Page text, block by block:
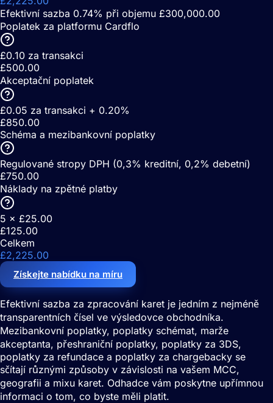
Efektivní sazba 0.74% při objemu £300,000.00
Poplatek za platformu Cardflo
£0.10 za transakci
£500.00
Akceptační poplatek
£0.05 za transakci + 0.20%
£850.00
Schéma a mezibankovní poplatky
Regulované stropy DPH (0,3% kreditní, 0,2% debetní)
£750.00
Náklady na zpětné platby
5 × £25.00
£125.00
Celkem
£2,225.00
Získejte nabídku na míru
Efektivní sazba za zpracování karet je jedním z nejméně
transparentních čísel ve výsledovce obchodníka.
Mezibankovní poplatky, poplatky schémat, marže
akceptanta, přeshraniční poplatky, poplatky za 3DS,
poplatky za refundace a poplatky za chargebacky se
sčítají různými způsoby v závislosti na vašem MCC,
geografii a mixu karet. Odhadce vám poskytne upřímnou
informaci o tom, co byste měli platit.